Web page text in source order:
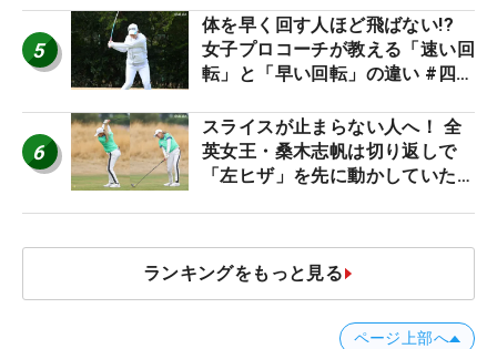
5
体を早く回す人ほど飛ばない!?
女子プロコーチが教える「速い回
転」と「早い回転」の違い #四の
6
スライスが止まらない人へ！ 全
英女王・桑木志帆は切り返しで
「左ヒザ」を先に動かしていた
ランキングをもっと見る
ページ上部へ